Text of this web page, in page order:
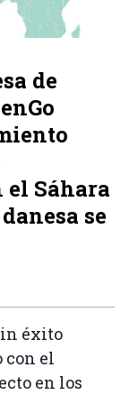
de
Sáhara
se
éxito
el
en los